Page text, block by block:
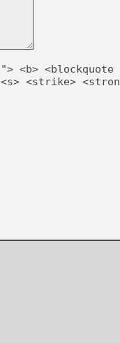
<b> <blockquote
<strike>